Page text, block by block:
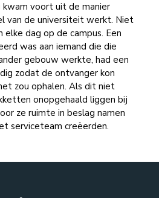
kwam voort uit de manier
van de universiteit werkt. Niet
dag op de campus. Een
was aan iemand die die
gebouw werkte, had een
zodat de ontvanger kon
zou ophalen. Als dit niet
onopgehaald liggen bij
ze ruimte in beslag namen
serviceteam creëerden.